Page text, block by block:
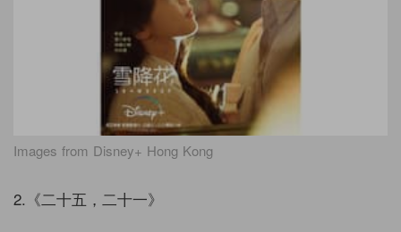
Images from Disney+ Hong Kong
2.《二十五，二十一》